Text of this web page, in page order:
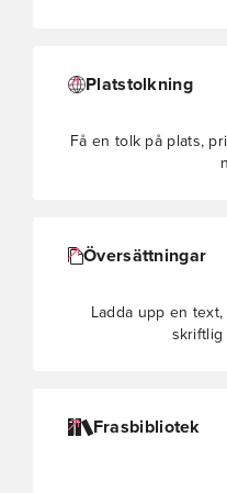
Platstolkning
Få en tolk på plats,
Översättningar
Ladda upp en
skriftlig
Frasbibliotek